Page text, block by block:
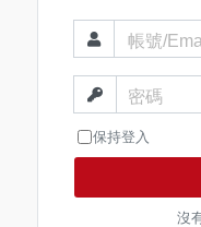
帳號/
密碼
保持登入
沒